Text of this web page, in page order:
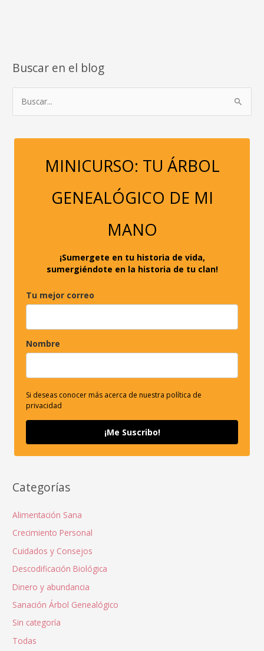
Buscar en el blog
c
MINICURSO: TU ÁRBOL
GENEALÓGICO DE MI
MANO
¡Sumergete en tu historia de vida,
sumergiéndote en la historia de tu clan!
Tu mejor correo
Nombre
Si deseas conocer más acerca de nuestra política de
privacidad
¡Me Suscribo!
Categorías
Alimentación Sana
Crecimiento Personal
Cuidados y Consejos
Descodificación Biológica
Dinero y abundancia
Sanación Árbol Genealógico
Sin categoría
Todas